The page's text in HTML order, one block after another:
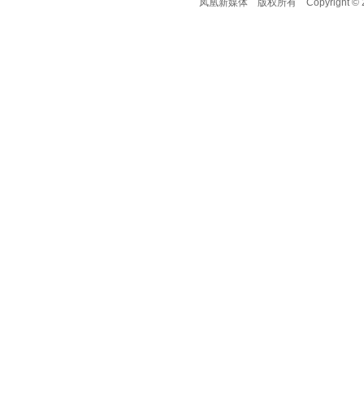
凤凰新媒体
版权所有 Copyright ©